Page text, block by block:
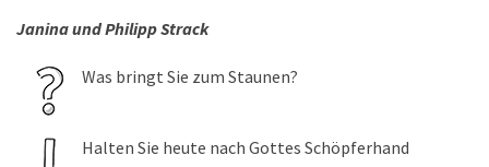
Janina und Philipp Strack
Was bringt Sie zum Staunen?
Halten Sie heute nach Gottes Schöpferhand